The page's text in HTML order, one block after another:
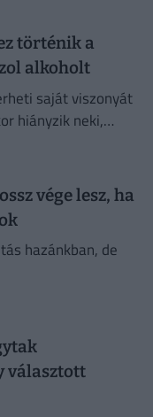
történik a
alkoholt
saját viszonyát
hiányzik neki,
vége lesz, ha
hazánkban, de
választott